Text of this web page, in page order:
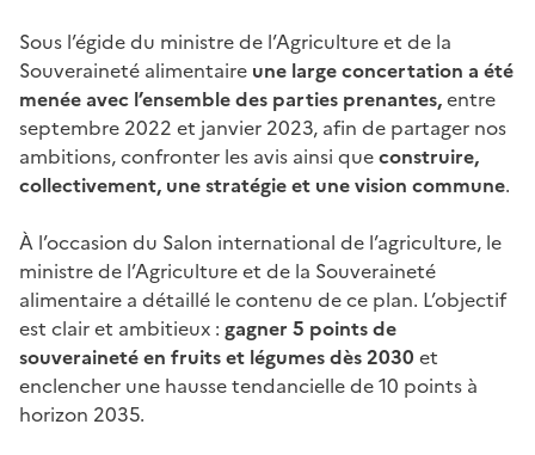
Sous l’égide du ministre de l’Agriculture et de la
Souveraineté alimentaire une large concertation a été
menée avec l’ensemble des parties prenantes,entre
septembre 2022 et janvier 2023, afin de partager nos
ambitions, confronter les avis ainsi queconstruire,
collectivement, une stratégie et une vision commune.
À l’occasion du Salon international de l’agriculture, le
ministre de l’Agriculture et de la Souveraineté
alimentaire a détaillé le contenu de ce plan. L’objectif
est clairet ambitieux : gagner 5 points de
souveraineté en fruits et légumes dès 2030 et
enclencher une hausse tendancielle de 10 points à
horizon 2035.